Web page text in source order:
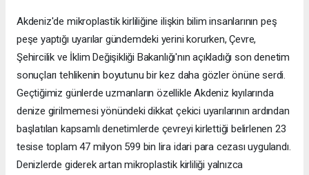
Akdeniz'de mikroplastik kirliliğine ilişkin bilim insanlarının peş
peşe yaptığı uyarılar gündemdeki yerini korurken, Çevre,
Şehircilik ve İklim Değişikliği Bakanlığı'nın açıkladığı son denetim
sonuçları tehlikenin boyutunu bir kez daha gözler önüne serdi.
Geçtiğimiz günlerde uzmanların özellikle Akdeniz kıyılarında
denize girilmemesi yönündeki dikkat çekici uyarılarının ardından
başlatılan kapsamlı denetimlerde çevreyi kirlettiği belirlenen 23
tesise toplam 47 milyon 599 bin lira idari para cezası uygulandı.
Denizlerde giderek artan mikroplastik kirliliği yalnızca